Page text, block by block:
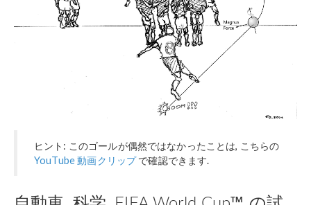
ヒント: このゴールが偶然ではなかったことは, こちらの
YouTube 動画クリップで確認できます.